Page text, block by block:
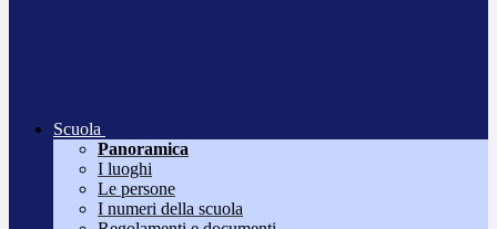
Scuola
Panoramica
I luoghi
Le persone
I numeri della scuola